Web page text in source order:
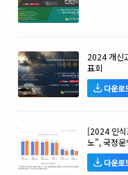
2024 개신
표회
다운로
[2024 인식
노”, 국정
다운로